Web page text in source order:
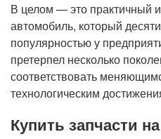
В целом — это практичный
автомобиль, который
популярностью у
претерпел несколько
соответствовать
технологическим
Купить запчасти